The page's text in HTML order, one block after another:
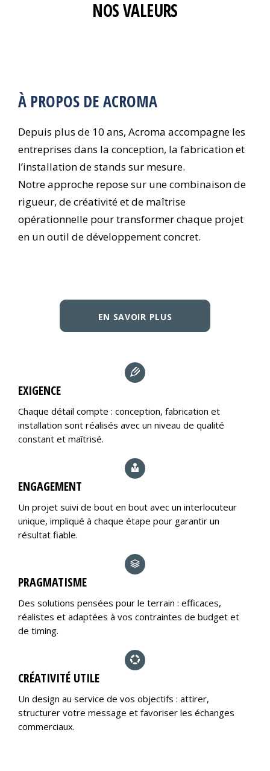
NOS VALEURS
À PROPOS DE ACROMA
Depuis plus de 10 ans, Acroma accompagne les
entreprises dans la conception, la fabrication et
l’installation de stands sur mesure.
Notre approche repose sur une combinaison de
rigueur, de créativité et de maîtrise
opérationnelle pour transformer chaque projet
en un outil de développement concret.
EN SAVOIR PLUS
EXIGENCE
Chaque détail compte : conception, fabrication et
installation sont réalisés avec un niveau de qualité
constant et maîtrisé.
ENGAGEMENT
Un projet suivi de bout en bout avec un interlocuteur
unique, impliqué à chaque étape pour garantir un
résultat fiable.
PRAGMATISME
Des solutions pensées pour le terrain : efficaces,
réalistes et adaptées à vos contraintes de budget et
de timing.
CRÉATIVITÉ UTILE
Un design au service de vos objectifs : attirer,
structurer votre message et favoriser les échanges
commerciaux.